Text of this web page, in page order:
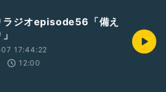
ラジオepisode56「備え
17:44:22
12:00